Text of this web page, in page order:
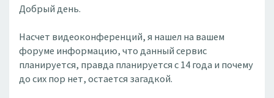
Добрый день.
Насчет видеоконференций, я нашел на вашем
форуме информацию, что данный сервис
планируется, правда планируется с 14 года и почему
до сих пор нет, остается загадкой.